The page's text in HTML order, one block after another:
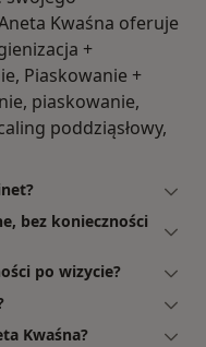
Kwaśna oferuje
+
Piaskowanie +
piaskowanie,
poddziąsłowy,
bez konieczności
po wizycie?
Kwaśna?